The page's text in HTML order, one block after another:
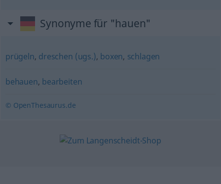
Synonyme für "hauen"
prügeln, dreschen (ugs.), boxen, schlagen
behauen, bearbeiten
© OpenThesaurus.de